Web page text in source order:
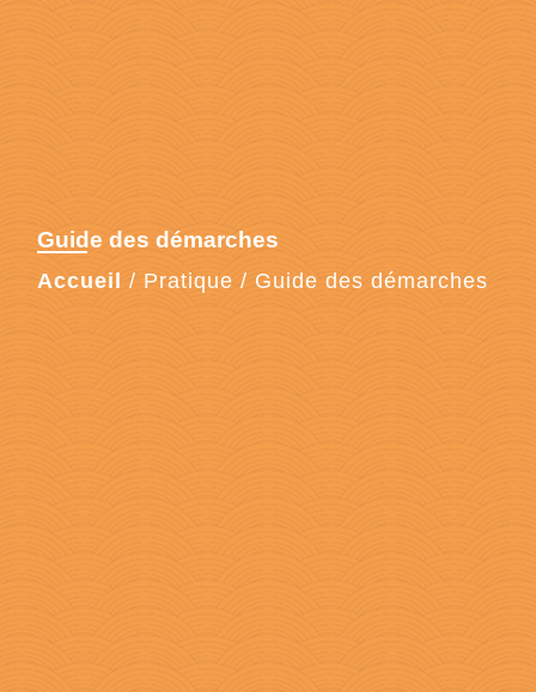
Guide des démarches
Accueil / Pratique / Guide des démarches